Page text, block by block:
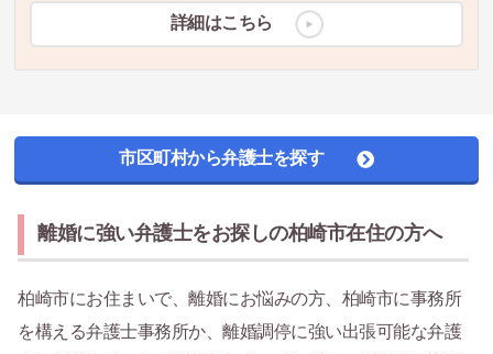
詳細はこちら
市区町村から弁護士を探す
離婚に強い弁護士をお探しの柏崎市在住の方へ
柏崎市にお住まいで、離婚にお悩みの方、柏崎市に事務所
を構える弁護士事務所か、離婚調停に強い出張可能な弁護